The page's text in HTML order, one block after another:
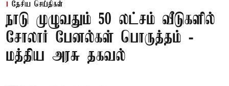
தேசிய செய்திகள்
நாடு முழுவதும் 50 லட்சம் வீடுகளில்
சோலார் பேனல்கள் பொருத்தம் -
மத்திய அரசு தகவல்